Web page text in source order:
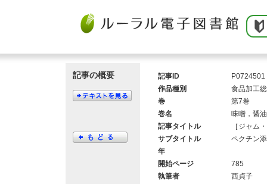
記事の概要 記事ID
P0724501
作品種別
食品加工
巻
第7巻
巻名
味噌，醤
記事タイトル
［ジャム
サブタイトル
ペクチン
年
開始ページ
785
執筆者
西貞子